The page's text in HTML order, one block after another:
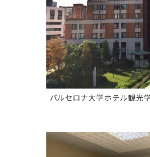
バルセロナ大学ホテル観光